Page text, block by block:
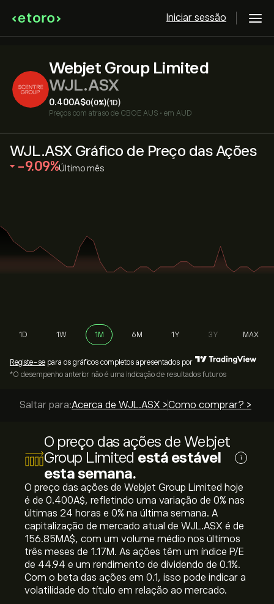
Iniciar sessão
Webjet Group Limited
WJL.ASX
0.400‎A$‎0(0%)(1D)
Preços com atraso de CBOE AUS • em AUD
WJL.ASX Gráfico de Preço das Ações
‎-9.09‎ Último mês
1D 1W 1M 6M 1Y 3Y MAX
Registe-se para os gráficos completos apresentados por
*O desempenho anterior não é uma indicação de resultados futuros
Saltar para:Acerca de WJL.ASX >Como comprar? >
O preço das ações de Webjet
Group Limited está estável
esta semana.
i
O preço das ações de Webjet Group Limited hoje
é de 0.400‎A$‎, refletindo uma variação de ‎0‎% nas
últimas 24 horas e ‎0‎% na última semana. A
capitalização de mercado atual de WJL.ASX é de
156.85M‎A$‎, com um volume médio nos últimos
três meses de 1.17M. As ações têm um índice P/E
de 44.94 e um rendimento de dividendo de 0.1%.
Com o beta das ações em 0.1, isso pode indicar a
volatilidade do título em relação ao mercado.